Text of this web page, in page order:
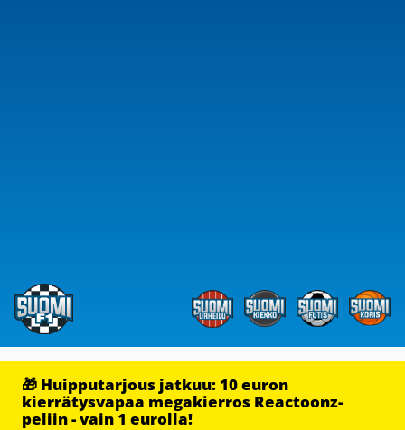
🎁 Huipputarjous jatkuu: 10 euron
kierrätysvapaa megakierros Reactoonz-
peliin - vain 1 eurolla!